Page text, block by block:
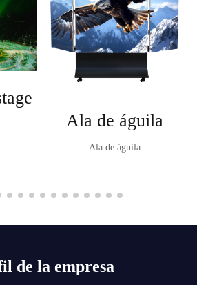
Ala de águila
Ala de águila
de la empresa